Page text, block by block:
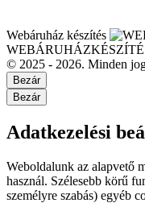
Webáruház készítés
© 2025 - 2026. Minden
Bezár
Bezár
Adatkezelési
Weboldalunk az alapvető
használ. Szélesebb körű
személyre szabás) egyéb